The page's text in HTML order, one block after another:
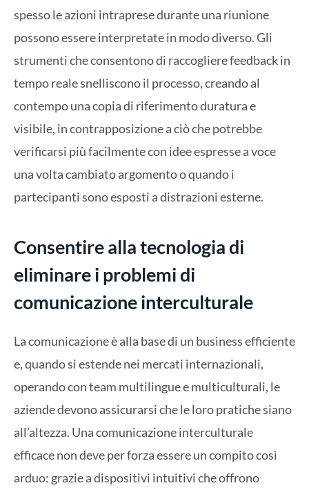
spesso le azioni intraprese durante una riunione
possono essere interpretate in modo diverso. Gli
strumenti che consentono di raccogliere feedback in
tempo reale snelliscono il processo, creando al
contempo una copia di riferimento duratura e
visibile, in contrapposizione a ciò che potrebbe
verificarsi più facilmente con idee espresse a voce
una volta cambiato argomento o quando i
partecipanti sono esposti a distrazioni esterne.
Consentire alla tecnologia di
eliminare i problemi di
comunicazione interculturale
La comunicazione è alla base di un business efficiente
e, quando si estende nei mercati internazionali,
operando con team multilingue e multiculturali, le
aziende devono assicurarsi che le loro pratiche siano
all’altezza. Una comunicazione interculturale
efficace non deve per forza essere un compito così
arduo: grazie a dispositivi intuitivi che offrono